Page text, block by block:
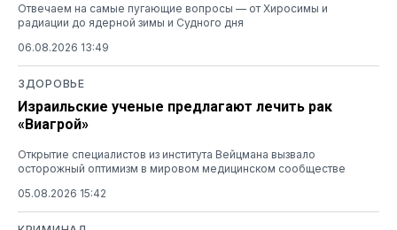
Отвечаем на самые пугающие вопросы — от Хиросимы и
радиации до ядерной зимы и Судного дня
06.08.2026 13:49
ЗДОРОВЬЕ
Израильские ученые предлагают лечить рак
«Виагрой»
Открытие специалистов из института Вейцмана вызвало
осторожный оптимизм в мировом медицинском сообществе
05.08.2026 15:42